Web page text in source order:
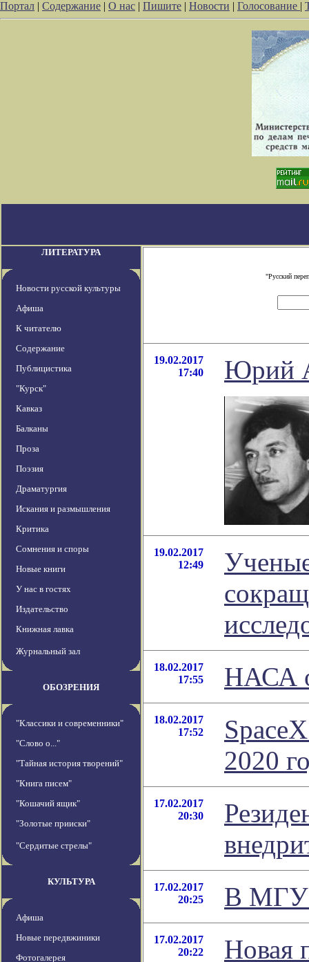
Портал | Содержание | О нас | Пишите | Новости | Голосование |
ЛИТЕРАТУРА
Новости русской культуры
Афиша
К читателю
Содержание
Публицистика
"Курск"
Кавказ
Балканы
Проза
Поэзия
Драматургия
Искания и размышления
Критика
Сомнения и споры
Новые книги
У нас в гостях
Издательство
Книжная лавка
Журнальный зал
ОБОЗРЕНИЯ
"Классики и современники"
"Слово о..."
"Тайная история творений"
"Книга писем"
"Кошачий ящик"
"Золотые прииски"
"Сердитые стрелы"
КУЛЬТУРА
Афиша
Новые передвжиники
Фотогалерея
"Русский
19.02.2017
17:40
Юрий
19.02.2017
12:49
18.02.2017
17:55
НАСА
18.02.2017
17:52
2020
17.02.2017
20:30
17.02.2017
20:25
В МГУ
17.02.2017
20:22
Новая